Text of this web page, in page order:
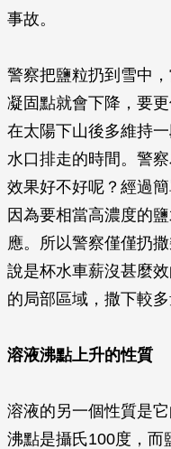
事故。
警察把鹽粒扔到雪中
凝固點就會下降，要
在太陽下山後多維持
水口排走的時間。警
效果好不好呢？經過
因為要相當高濃度的
應。所以警察僅僅扔
說是杯水車薪沒甚麼
的局部區域，撒下較
溶液沸點上升的性質
溶液的另一個性質是
沸點是攝氏100度，而